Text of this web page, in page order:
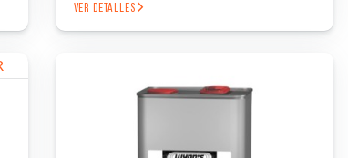
VER DETALLES